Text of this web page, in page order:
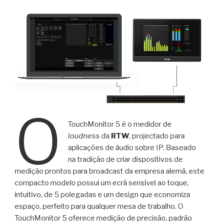
O
TouchMonitor 5 é o medidor de
loudness da RTW, projectado para
aplicações de áudio sobre IP. Baseado
na tradição de criar dispositivos de
medição prontos para broadcast da empresa alemã, este
compacto modelo possui um ecrã sensível ao toque,
intuitivo, de 5 polegadas e um design que economiza
espaço, perfeito para qualquer mesa de trabalho. O
TouchMonitor 5 oferece medição de precisão, padrão